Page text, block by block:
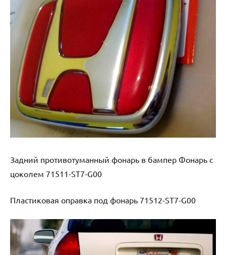
Задний противотуманный фонарь в бампер Фонарь с
цоколем 71511-ST7-G00
Пластиковая оправка под фонарь 71512-ST7-G00